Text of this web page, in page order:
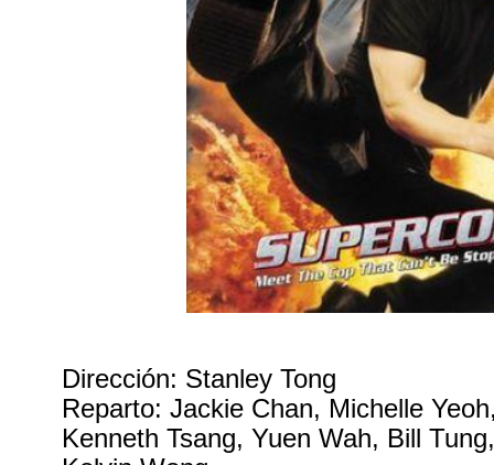
Dirección: Stanley Tong
Reparto: Jackie Chan, Michelle
Kenneth Tsang, Yuen Wah, Bill